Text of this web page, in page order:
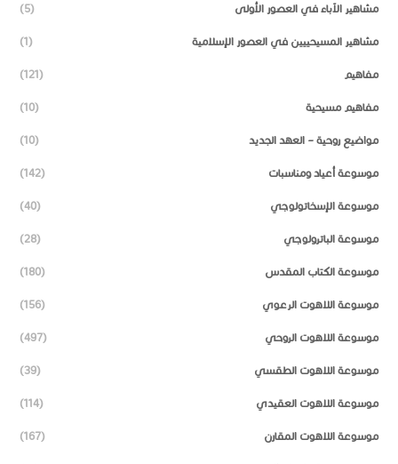
مشاهير الآباء في العصور الأولى (5)
مشاهير المسيحييين في العصور الإسلامية (1)
مفاهيم (121)
مفاهيم مسيحية (10)
مواضيع روحية – العهد الجديد (10)
موسوعة أعياد ومناسبات (142)
موسوعة الإسخاتولوجي (40)
موسوعة الباترولوجي (28)
موسوعة الكتاب المقدس (180)
موسوعة اللاهوت الرعوي (156)
موسوعة اللاهوت الروحي (497)
موسوعة اللاهوت الطقسي (39)
موسوعة اللاهوت العقيدي (114)
موسوعة اللاهوت المقارن (167)